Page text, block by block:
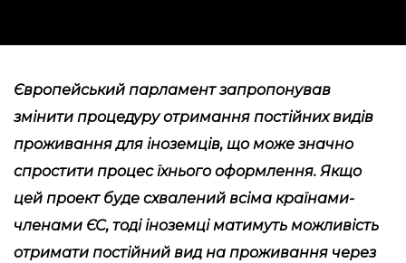
Європейський парламент запропонував
змінити процедуру отримання постійних видів
проживання для іноземців, що може значно
спростити процес їхнього оформлення. Якщо
цей проект буде схвалений всіма країнами-
членами ЄС, тоді іноземці матимуть можливість
отримати постійний вид на проживання через